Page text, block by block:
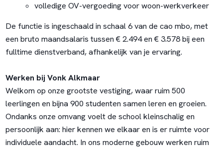
volledige OV-vergoeding voor woon-werkverkeer
De functie is ingeschaald in schaal 6 van de cao mbo, met
een bruto maandsalaris tussen € 2.494 en € 3.578 bij een
fulltime dienstverband, afhankelijk van je ervaring.
Werken bij Vonk Alkmaar
Welkom op onze grootste vestiging, waar ruim 500
leerlingen en bijna 900 studenten samen leren en groeien.
Ondanks onze omvang voelt de school kleinschalig en
persoonlijk aan: hier kennen we elkaar en is er ruimte voor
individuele aandacht. In ons moderne gebouw werken ruim